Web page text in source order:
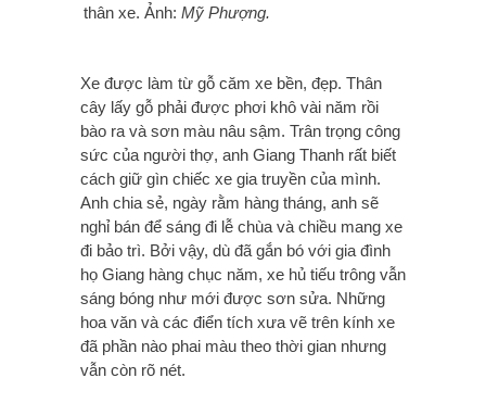
thân xe. Ảnh: Mỹ Phượng.
Xe được làm từ gỗ căm xe bền, đẹp. Thân
cây lấy gỗ phải được phơi khô vài năm rồi
bào ra và sơn màu nâu sậm. Trân trọng công
sức của người thợ, anh Giang Thanh rất biết
cách giữ gìn chiếc xe gia truyền của mình.
Anh chia sẻ, ngày rằm hàng tháng, anh sẽ
nghỉ bán để sáng đi lễ chùa và chiều mang xe
đi bảo trì. Bởi vậy, dù đã gắn bó với gia đình
họ Giang hàng chục năm, xe hủ tiếu trông vẫn
sáng bóng như mới được sơn sửa. Những
hoa văn và các điển tích xưa vẽ trên kính xe
đã phần nào phai màu theo thời gian nhưng
vẫn còn rõ nét.